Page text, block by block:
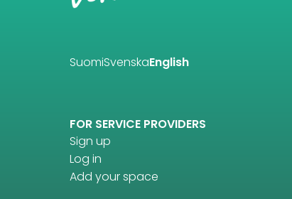
SuomiSvenskaEnglish
FOR SERVICE PROVIDERS
Sign up
Log in
Add your space